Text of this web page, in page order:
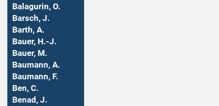
Balagurin, O.
Barsch, J.
Barth, A.
Bauer, H.-J.
Bauer, M.
Baumann, A.
Baumann, F.
Ben, C.
Benad, J.